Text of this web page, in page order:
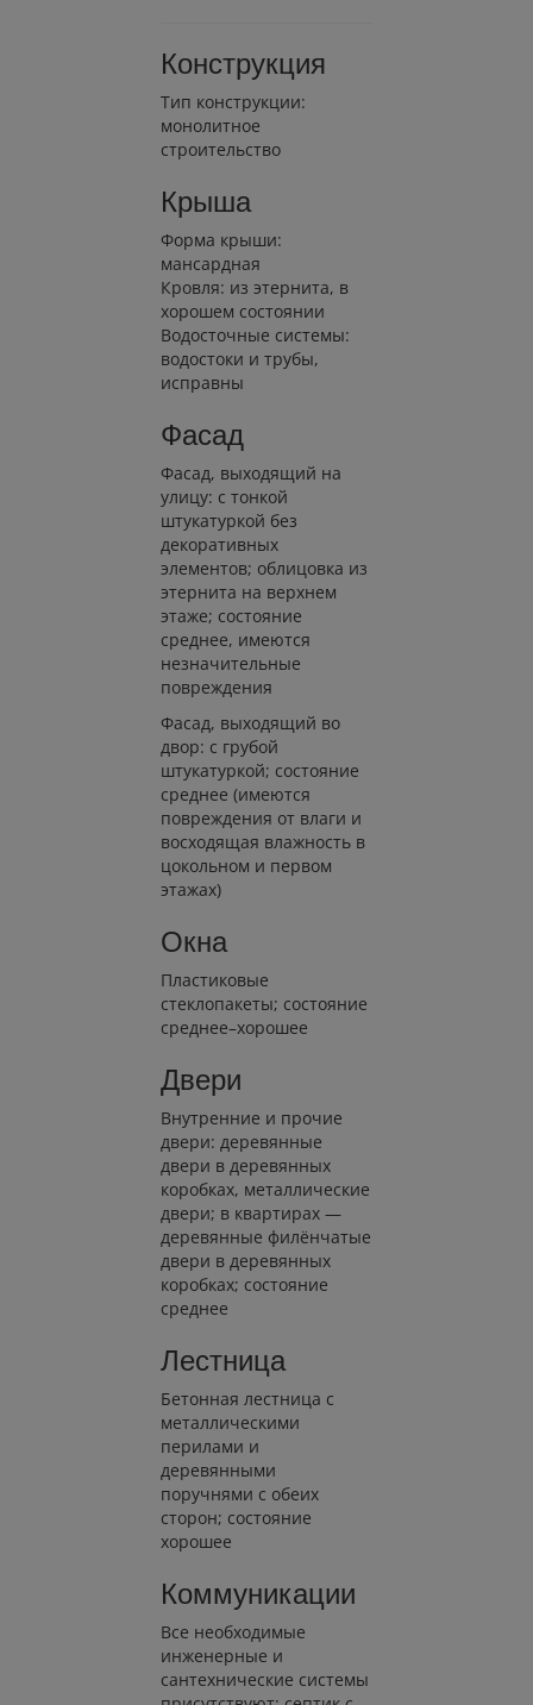
Конструкция
Тип конструкции:
монолитное
строительство
Крыша
Форма крыши:
мансардная
Кровля: из этернита, в
хорошем состоянии
Водосточные системы:
водостоки и трубы,
исправны
Фасад
Фасад, выходящий на
улицу: с тонкой
штукатуркой без
декоративных
элементов; облицовка из
этернита на верхнем
этаже; состояние
среднее, имеются
незначительные
повреждения
Фасад, выходящий во
двор: с грубой
штукатуркой; состояние
среднее (имеются
повреждения от влаги и
восходящая влажность в
цокольном и первом
этажах)
Окна
Пластиковые
стеклопакеты; состояние
среднее–хорошее
Двери
Внутренние и прочие
двери: деревянные
двери в деревянных
коробках, металлические
двери; в квартирах —
деревянные филёнчатые
двери в деревянных
коробках; состояние
среднее
Лестница
Бетонная лестница с
металлическими
перилами и
деревянными
поручнями с обеих
сторон; состояние
хорошее
Коммуникации
Все необходимые
инженерные и
сантехнические системы